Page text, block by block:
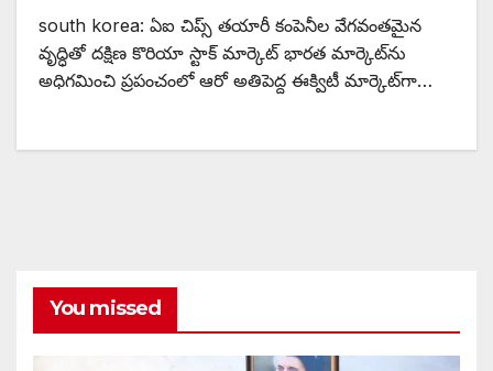
south korea: ఏఐ చిప్స్ తయారీ కంపెనీల వేగవంతమైన
వృద్ధితో దక్షిణ కొరియా స్టాక్ మార్కెట్ భారత మార్కెట్‌ను
అధిగమించి ప్రపంచంలో ఆరో అతిపెద్ద ఈక్విటీ మార్కెట్‌గా…
You missed